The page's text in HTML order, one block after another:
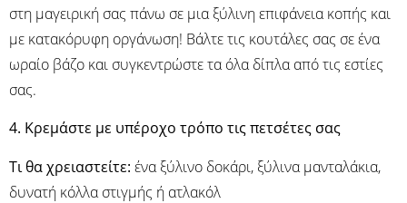
στη μαγειρική σας πάνω σε μια ξύλινη επιφάνεια κοπής και
με κατακόρυφη οργάνωση! Βάλτε τις κουτάλες σας σε ένα
ωραίο βάζο και συγκεντρώστε τα όλα δίπλα από τις εστίες
σας.
4. Κρεμάστε με υπέροχο τρόπο τις πετσέτες σας
Τι θα χρειαστείτε: ένα ξύλινο δοκάρι, ξύλινα μανταλάκια,
δυνατή κόλλα στιγμής ή ατλακόλ